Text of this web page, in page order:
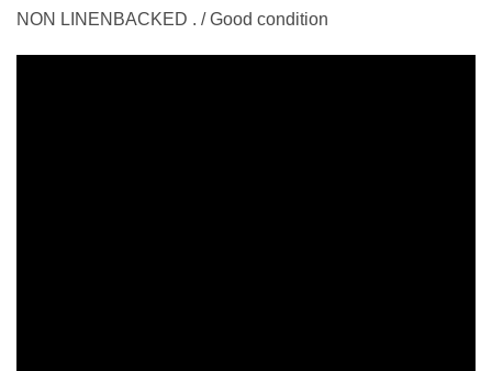
NON LINENBACKED . / Good condition